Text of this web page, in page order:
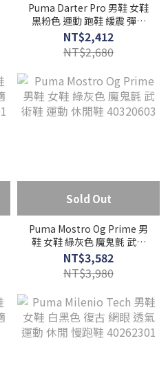
Puma Darter Pro 男鞋 女鞋
黑粉色 運動 跑鞋 緩震 彈力
休閒 訓練 慢跑鞋 31015232
NT$2,412
NT$2,680
Sold Out
Puma Mostro Og Prime 男
鞋 女鞋 綠灰色 魔鬼氈 武術
鞋 運動 休閒鞋 40320603
NT$3,582
NT$3,980